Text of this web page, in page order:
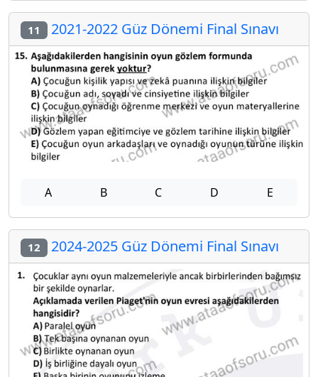
11 2021-2022 Güz Dönemi Final Sınavı
A B C D E
12 2024-2025 Güz Dönemi Final Sınavı